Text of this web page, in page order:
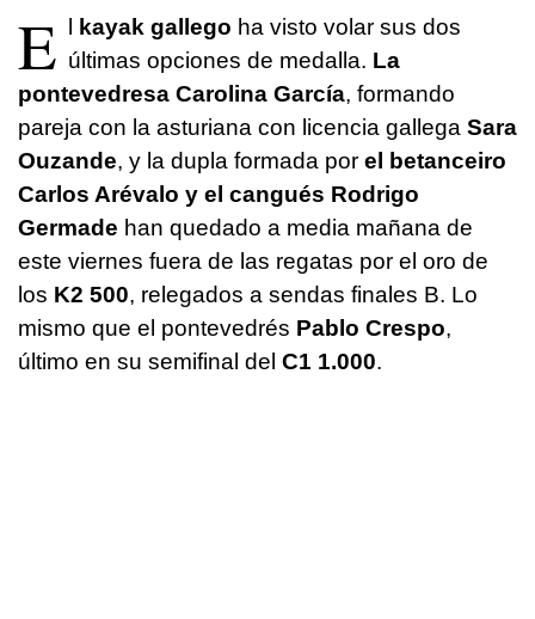
E l kayak gallego ha visto volar sus dos
últimas opciones de medalla. La
pontevedresa Carolina García, formando
pareja con la asturiana con licencia gallega Sara
Ouzande, y la dupla formada por el betanceiro
Carlos Arévalo y el cangués Rodrigo
Germade han quedado a media mañana de
este viernes fuera de las regatas por el oro de
los K2 500, relegados a sendas finales B. Lo
mismo que el pontevedrés Pablo Crespo,
último en su semifinal del C1 1.000.